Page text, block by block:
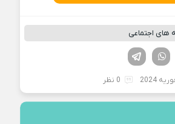
های اجتماعی
لینکدین
0 نظر